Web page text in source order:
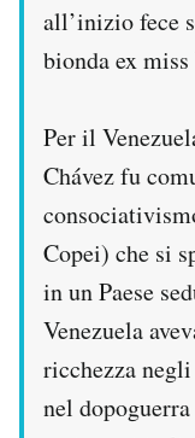
all’inizio fece
bionda ex
Per il
Chávez fu
Copei) che si
in un Paese
Venezuela
ricchezza
nel